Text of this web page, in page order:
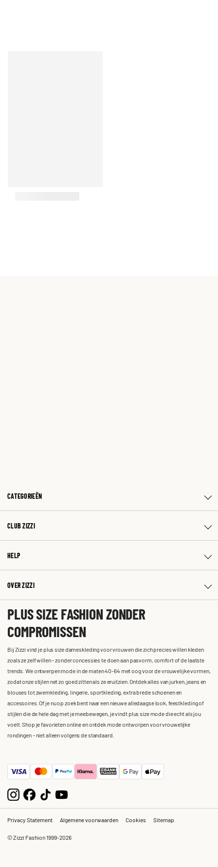
CATEGORIEËN
CLUB ZIZZI
HELP
OVER ZIZZI
PLUS SIZE FASHION ZONDER
COMPROMISSEN
Bij Zizzi vind je plus size dameskleding voor vrouwen die zich precies willen kleden
zoals ze zelf willen – zonder concessies te doen aan pasvorm, comfort of de laatste
trends. We ontwerpen mode in de maten 40-64 met oog voor de vrouwelijke vormen,
zodat onze stijlen net zo goed zitten als ze eruitzien. Ontdek alles van jurken, jeans en
blouses tot zwemkleding, lingerie, sportkleding, extra brede schoenen en
accessoires. Of je nu op zoek bent naar een nieuwe alledaagse look, feestkleding of
stijlen die de hele dag met je meebewegen, je vindt plus size mode die echt als jou
voelt. Shop je favorieten online en ontdek mode ontworpen voor vrouwelijke
rondingen – niet alleen volgens de standaard.
Privacy Statement Algemene voorwaarden Cookies Sitemap
© Zizzi Fashion 1999-2026